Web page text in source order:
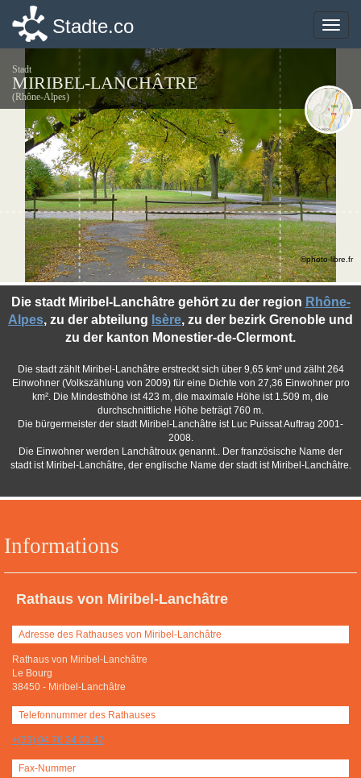
Toggle
Stadte.co
Stadt
MIRIBEL-LANCHÂTRE
(Rhône-Alpes)
Informations
Rathaus von Miribel-Lanchâtre
Adresse des Rathauses von Miribel-Lanchâtre
Rathaus von Miribel-Lanchâtre
Le Bourg
38450 - Miribel-Lanchâtre
Telefonnummer des Rathauses
+(33) 04 76 34 00 42
Fax-Nummer
Die stadt Miribel-Lanchâtre gehört zu der region Rhône-
Alpes, zu der abteilung Isère, zu der bezirk Grenoble und
zu der kanton Monestier-de-Clermont.
Die stadt zählt Miribel-Lanchâtre erstreckt sich über 9,65 km² und zälht 264
Einwohner (Volkszählung von 2009) für eine Dichte von 27,36 Einwohner pro
km². Die Mindesthöhe ist 423 m, die maximale Höhe ist 1.509 m, die
durchschnittliche Höhe beträgt 760 m.
Die bürgermeister der stadt Miribel-Lanchâtre ist Luc Puissat Auftrag 2001-
2008.
Die Einwohner werden Lanchâtroux genannt.. Der französische Name der
stadt ist Miribel-Lanchâtre, der englische Name der stadt ist Miribel-Lanchâtre.
©photo-libre.fr
Toggle
Stadte.co